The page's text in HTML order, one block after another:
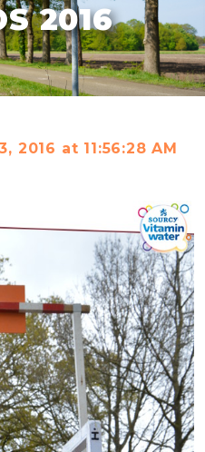
2016
2016 at 11:56:28 AM